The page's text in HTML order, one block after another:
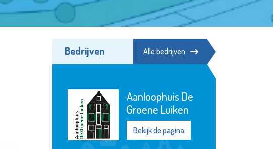
Bedrijven Alle bedrijven
Chocolaterie &
Bonbonnerie
Chobon
Bekijk de pagina